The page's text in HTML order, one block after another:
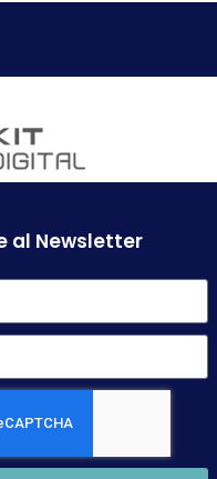
al Newsletter